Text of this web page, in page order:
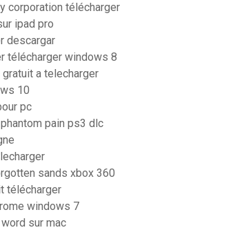
corporation télécharger
ipad pro
descargar
télécharger windows 8
a telecharger
10
pc
pain ps3 dlc
sands xbox 360
télécharger
windows 7
sur mac